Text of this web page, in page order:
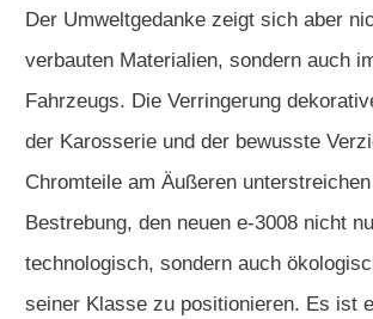
Der Umweltgedanke zeigt sich aber
verbauten Materialien, sondern auch
Fahrzeugs. Die Verringerung
der Karosserie und der bewusste
Chromteile am Äußeren
Bestrebung, den neuen e-3008 nicht
technologisch, sondern auch
seiner Klasse zu positionieren. Es ist